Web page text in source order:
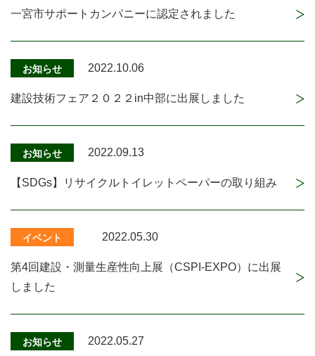
一宮市サポートカンパニーに認定されました
お知らせ 2022.10.06
建設技術フェア２０２２in中部に出展しました
お知らせ 2022.09.13
【SDGs】リサイクルトイレットペーパーの取り組み
イベント 2022.05.30
第4回建設・測量生産性向上展（CSPI-EXPO）に出展
しました
お知らせ 2022.05.27